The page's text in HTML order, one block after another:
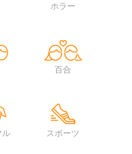
ホラー
百合
ル スポーツ